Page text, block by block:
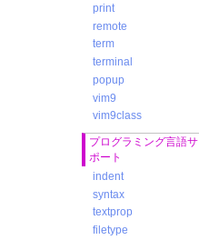
print
remote
term
terminal
popup
vim9
vim9class
プログラミング言語サ
ポート
indent
syntax
textprop
filetype